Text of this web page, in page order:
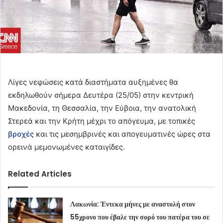
Λίγες νεφώσεις κατά διαστήματα αυξημένες θα
εκδηλωθούν σήμερα Δευτέρα (25/05) στην κεντρική
Μακεδονία, τη Θεσσαλία, την Εύβοια, την ανατολική
Στερεά και την Κρήτη μέχρι το απόγευμα, με τοπικές
βροχές και τις μεσημβρινές και απογευματινές ώρες στα
ορεινά μεμονωμένες καταιγίδες.
Related Articles
Λακωνία: Έντεκα μήνες με αναστολή στον
55χρονο που έβαλε την σορό του πατέρα του σε